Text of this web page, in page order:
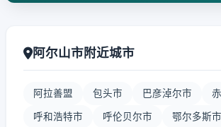
阿尔山市附近城市
阿拉善盟 包头市 巴彦淖尔市
呼和浩特市 呼伦贝尔市 鄂尔多斯市